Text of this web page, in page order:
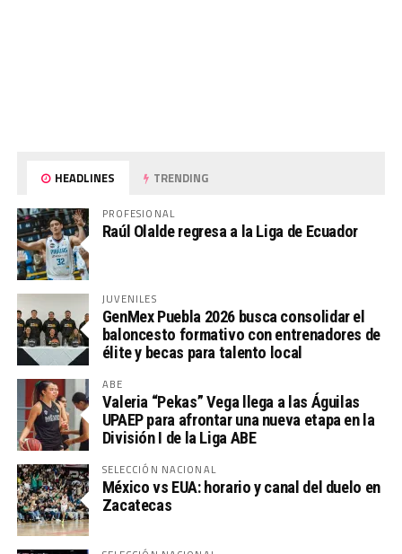
HEADLINES TRENDING
PROFESIONAL
Raúl Olalde regresa a la Liga de Ecuador
JUVENILES
GenMex Puebla 2026 busca consolidar el
baloncesto formativo con entrenadores de
élite y becas para talento local
ABE
Valeria “Pekas” Vega llega a las Águilas
UPAEP para afrontar una nueva etapa en la
División I de la Liga ABE
SELECCIÓN NACIONAL
México vs EUA: horario y canal del duelo en
Zacatecas